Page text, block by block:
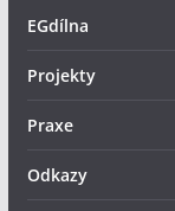
EGdílna
Projekty
Praxe
Odkazy